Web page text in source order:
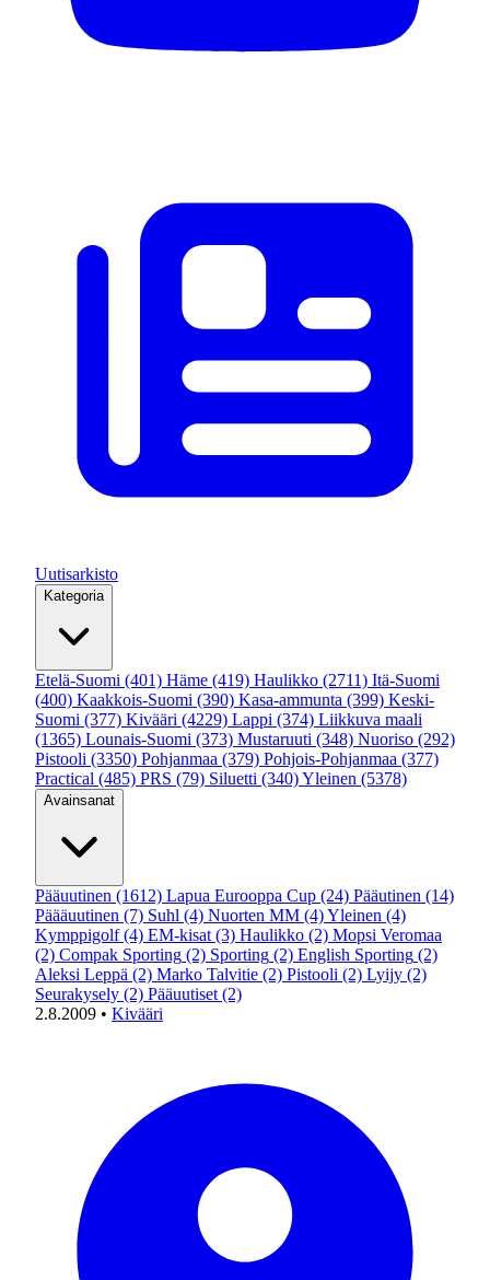
Uutisarkisto
Kategoria
Etelä-Suomi (401) Häme (419) Haulikko (2711) Itä-Suomi
(400) Kaakkois-Suomi (390) Kasa-ammunta (399) Keski-
Suomi (377) Kivääri (4229) Lappi (374) Liikkuva maali
(1365) Lounais-Suomi (373) Mustaruuti (348) Nuoriso (292)
Pistooli (3350) Pohjanmaa (379) Pohjois-Pohjanmaa (377)
Practical (485) PRS (79) Siluetti (340)Yleinen (5378)
Avainsanat
Pääuutinen (1612) Lapua Eurooppa Cup (24) Pääutinen (14)
Päääuutinen (7) Suhl (4) Nuorten MM (4)Yleinen (4)
Kymppigolf (4) EM-kisat (3) Haulikko (2) Mopsi Veromaa
(2) Compak Sporting (2) Sporting (2) English Sporting (2)
Aleksi Leppä (2) Marko Talvitie (2) Pistooli (2) Lyijy (2)
Seurakysely (2) Pääuutiset (2)
2.8.2009 • Kivääri